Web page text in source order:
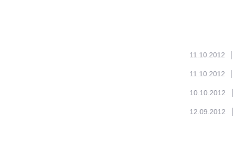
11.10.2012
11.10.2012
10.10.2012
12.09.2012